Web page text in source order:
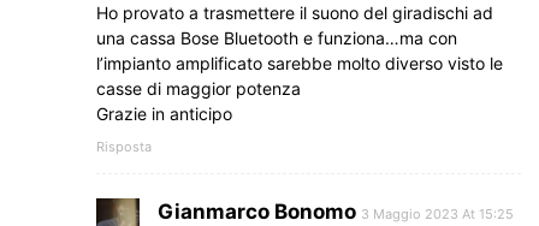
Ho provato a trasmettere il suono del giradischi ad
una cassa Bose Bluetooth e funziona…ma con
l’impianto amplificato sarebbe molto diverso visto le
casse di maggior potenza
Grazie in anticipo
Risposta
Gianmarco Bonomo 3 Maggio 2023 At 15:25